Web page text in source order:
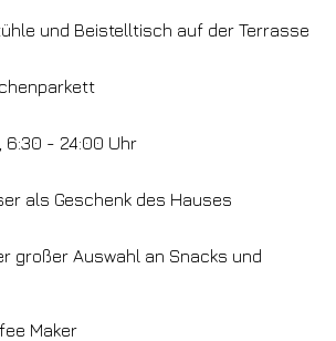
und Beistelltisch auf der Terrasse
6:30 - 24:00 Uhr
als Geschenk des Hauses
großer Auswahl an Snacks und
Maker